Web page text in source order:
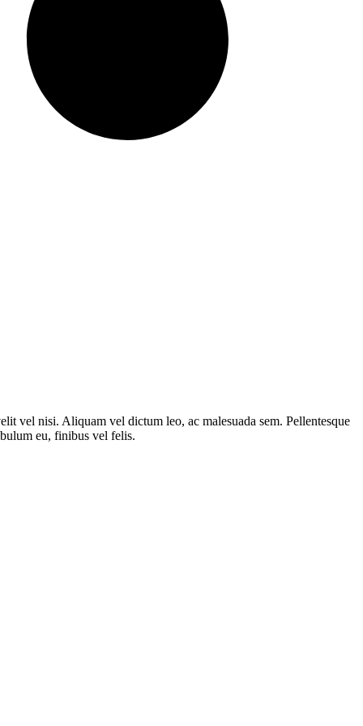
vel nisi. Aliquam vel dictum leo, ac malesuada sem. Pellentesque
eu, finibus vel felis.